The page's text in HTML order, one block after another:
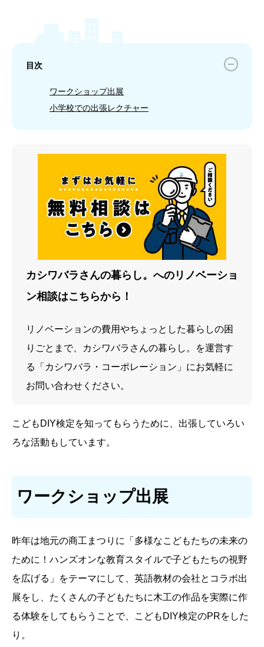
目次
ワークショップ出展
小学校での出張レクチャー
カシワバラさんの暮らし。へのリノベーショ
ン相談はこちらから！
リノベーションの費用やちょっとした暮らしの困
りごとまで、カシワバラさんの暮らし。を運営す
る「カシワバラ・コーポレーション」にお気軽に
お問い合わせください。
こどもDIY検定を知ってもらうために、出張していろい
ろな活動もしています。
ワークショップ出展
昨年は地元の商工まつりに「多様なこどもたちの未来の
ために！ハンズオンな教育スタイルで子どもたちの視野
を広げる」をテーマにして、英語教材の会社とコラボ出
展をし、たくさんの子どもたちに木工の作品を実際に作
る体験をしてもらうことで、こどもDIY検定のPRをした
り。